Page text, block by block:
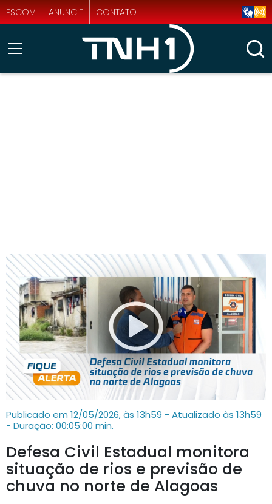
PSCOM ANUNCIE CONTATO
Publicado em 12/05/2026, às 13h59 - Atualizado às 13h59
- Duração: 00:05:00 min.
Defesa Civil Estadual monitora
situação de rios e previsão de
chuva no norte de Alagoas